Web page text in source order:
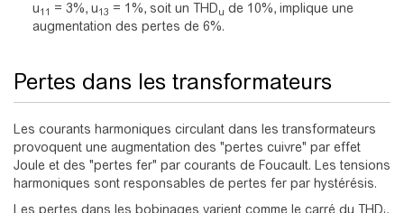
u11 = 3%, u13 = 1%, soit un THDu de 10%, implique une
augmentation des pertes de 6%.
Pertes dans les transformateurs
Les courants harmoniques circulant dans les transformateurs
provoquent une augmentation des "pertes cuivre" par effet
Joule et des "pertes fer" par courants de Foucault. Les tensions
harmoniques sont responsables de pertes fer par hystérésis.
Les pertes dans les bobinages varient comme le carré du THD ,